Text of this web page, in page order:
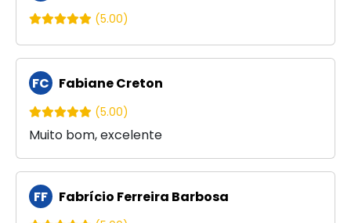
(5.00)
FC Fabiane Creton
(5.00)
Muito bom, excelente
FF Fabrício Ferreira Barbosa